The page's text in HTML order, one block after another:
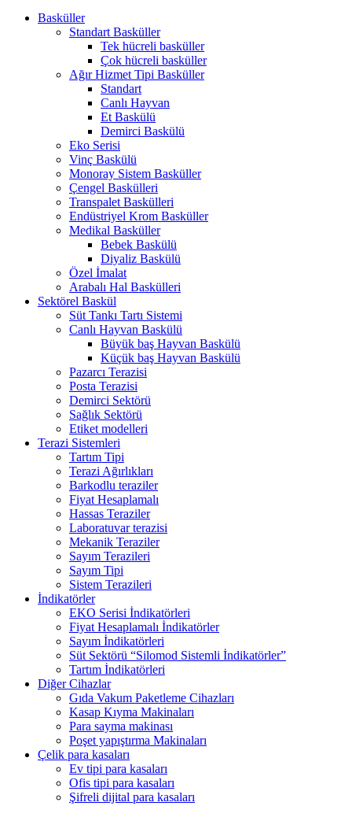
Basküller
Standart Basküller
Tek hücreli basküller
Çok hücreli basküller
Ağır Hizmet Tipi Basküller
Standart
Canlı Hayvan
Et Baskülü
Demirci Baskülü
Eko Serisi
Vinç Baskülü
Monoray Sistem Basküller
Çengel Baskülleri
Transpalet Baskülleri
Endüstriyel Krom Basküller
Medikal Basküller
Bebek Baskülü
Diyaliz Baskülü
Özel İmalat
Arabalı Hal Baskülleri
Sektörel Baskül
Süt Tankı Tartı Sistemi
Canlı Hayvan Baskülü
Büyük baş Hayvan Baskülü
Küçük baş Hayvan Baskülü
Pazarcı Terazisi
Posta Terazisi
Demirci Sektörü
Sağlık Sektörü
Etiket modelleri
Terazi Sistemleri
Tartım Tipi
Terazi Ağırlıkları
Barkodlu teraziler
Fiyat Hesaplamalı
Hassas Teraziler
Laboratuvar terazisi
Mekanik Teraziler
Sayım Terazileri
Sayım Tipi
Sistem Terazileri
İndikatörler
EKO Serisi İndikatörleri
Fiyat Hesaplamalı İndikatörler
Sayım İndikatörleri
Süt Sektörü “Silomod Sistemli İndikatörler”
Tartım İndikatörleri
Diğer Cihazlar
Gıda Vakum Paketleme Cihazları
Kasap Kıyma Makinaları
Para sayma makinası
Poşet yapıştırma Makinaları
Çelik para kasaları
Ev tipi para kasaları
Ofis tipi para kasaları
Şifreli dijital para kasaları